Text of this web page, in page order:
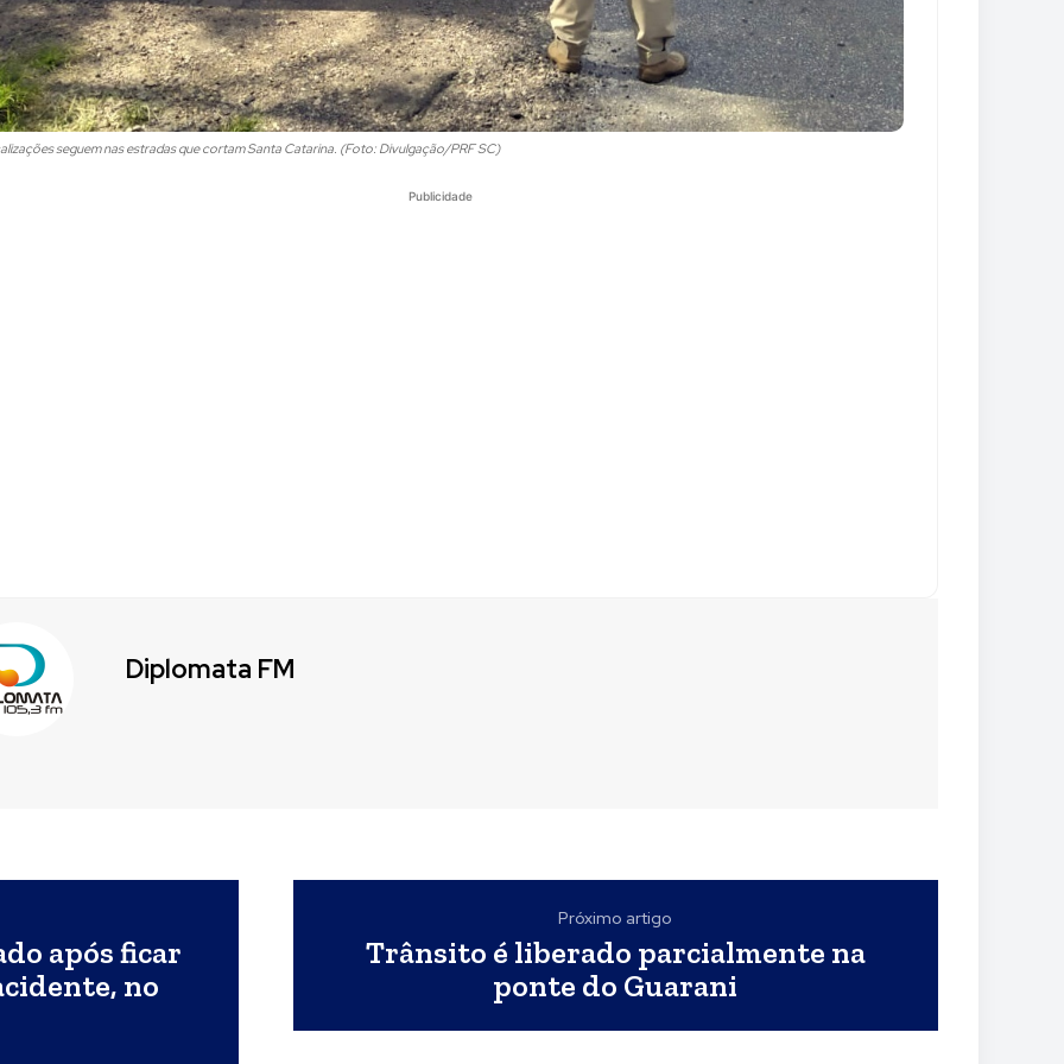
seguem nas estradas que cortam Santa Catarina. (Foto: Divulgação/PRF SC)
Publicidade
Diplomata FM
após ficar
no
Próximo artigo
Trânsito é liberado parcialmente na
ponte do Guarani